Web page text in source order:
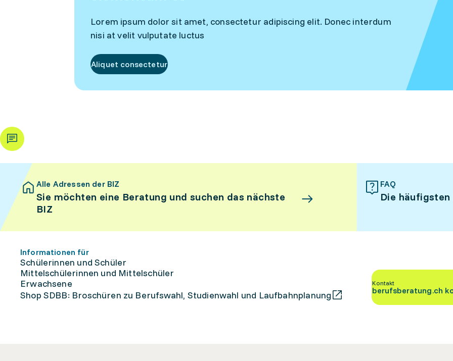
Lorem ipsum dolor sit amet, consectetur adipiscing elit. Donec interdum
nisi at velit vulputate luctus
Aliquet consectetur
Alle Adressen der BIZ
Sie möchten eine Beratung und suchen das nächste
BIZ
FAQ
Die
Informationen für
Schülerinnen und Schüler
Mittelschülerinnen und Mittelschüler
Erwachsene
Shop SDBB: Broschüren zu Berufswahl, Studienwahl und Laufbahnplanung
Kontakt
berufsberatung.ch